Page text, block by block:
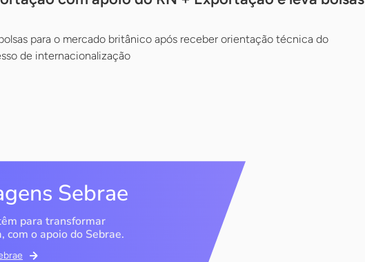
para o mercado britânico após receber orientação técnica do
de internacionalização
Sebrae
para transformar
com o apoio do Sebrae.